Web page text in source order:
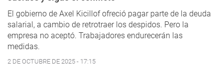
El gobierno de Axel Kicillof ofreció pagar parte de la deuda
salarial, a cambio de retrotraer los despidos. Pero la
empresa no aceptó. Trabajadores endurecerán las
medidas.
2 DE OCTUBRE DE 2025 - 17:15